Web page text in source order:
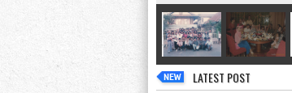
LATEST POST